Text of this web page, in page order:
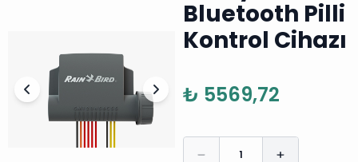
Bluetooth Pilli
Kontrol Cihazı
₺ 5569,72
1